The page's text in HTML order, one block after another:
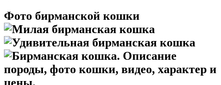
Фото бирманской кошки